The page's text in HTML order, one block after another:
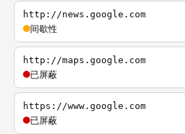
http://news.google.com
间歇性
http://maps.google.com
已屏蔽
https://www.google.com
已屏蔽